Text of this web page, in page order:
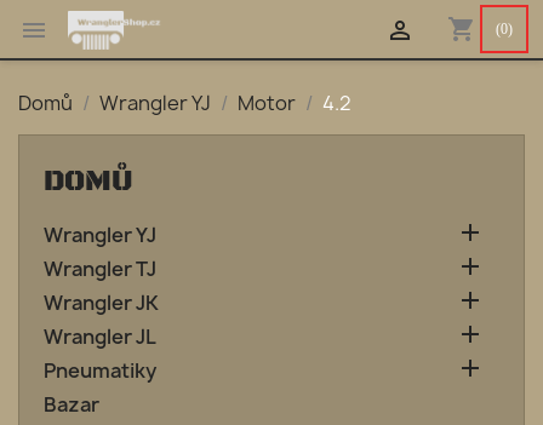
 shopping_cart (0)

Domů Wrangler YJ Motor 4.2
DOMŮ
Wrangler YJ 
Wrangler TJ 
Wrangler JK 
Wrangler JL 
Pneumatiky 
Bazar